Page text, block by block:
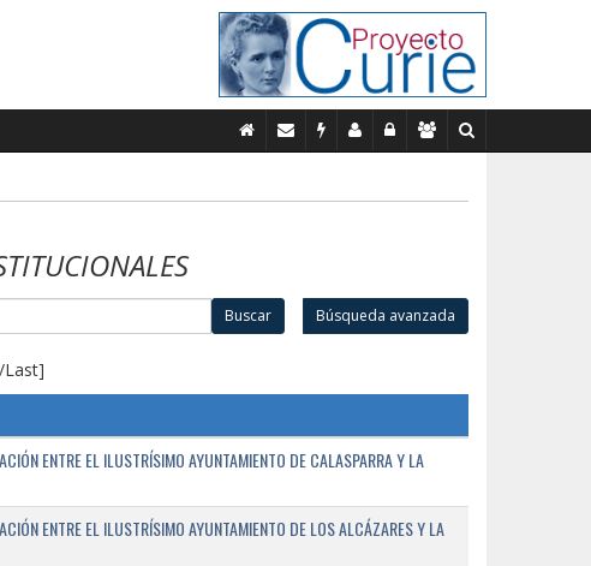
Buscar Búsqueda avanzada
ENTRE EL ILUSTRÍSIMO AYUNTAMIENTO DE CALASPARRA Y LA
ENTRE EL ILUSTRÍSIMO AYUNTAMIENTO DE LOS ALCÁZARES Y LA